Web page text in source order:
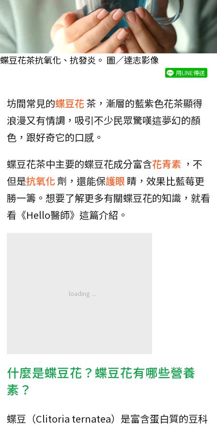
蝶豆花茶抗氧化、抗發炎。 圖／達志影像
用LINE傳送
坊間常見的蝶豆花 茶，漸層的藍紫色花茶顯得
浪漫又有情調，吸引不少民眾驚嘆這夢幻的顏
色，跟好奇它的口感。
蝶豆花茶中主要的蝶豆花成分富含花青素 ，不
但是抗氧化 劑，還能保護眼 睛，效果比藍莓更
勝一籌。想要了解更多有關蝶豆花的知識，就看
看《Hello醫師》這篇介紹。
什麼是蝶豆花？蝶豆花有哪些營養
素？
蝶豆（Clitoria ternatea）是富含蛋白質的豆科